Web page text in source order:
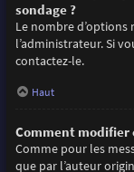
sondage ?
Le nombre
l’administrateur. Si
contactez-le.
Haut
Comment modifier
Comme pour les
que par l’auteur